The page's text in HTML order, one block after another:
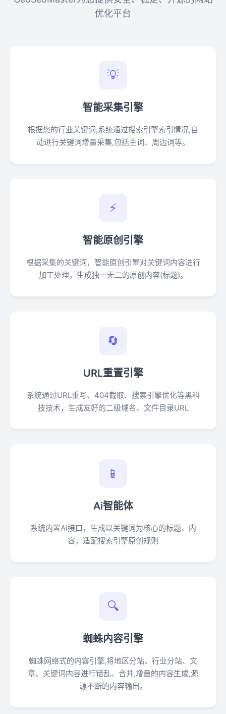
优化平台
💡
智能采集引擎
根据您的行业关键词,系统通过搜索引擎索引情况,自
动进行关键词增量采集,包括主词、周边词等。
⚡
智能原创引擎
根据采集的关键词，智能原创引擎对关键词内容进行
加工处理，生成独一无二的原创内容(标题)。
🔄
URL重置引擎
系统通过URL重写、404截取、搜索引擎优化等黑科
技技术，生成友好的二级域名、文件目录URL
📱
Ai智能体
系统内置Ai接口，生成以关键词为核心的标题、内
容，适配搜索引擎原创规则
🔍
蜘蛛内容引擎
蜘蛛网络式的内容引擎,将地区分站、行业分站、文
章、关键词内容进行错乱、合并,增量的内容生成,源
源不断的内容输出。